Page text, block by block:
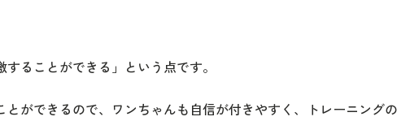
ることができる」という点です。
ができるので、ワンちゃんも自信が付きやすく、トレーニングの